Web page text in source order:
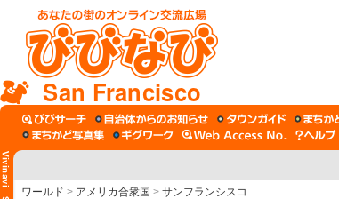
San Francisco
ワールド > アメリカ合衆国 > サンフランシスコ